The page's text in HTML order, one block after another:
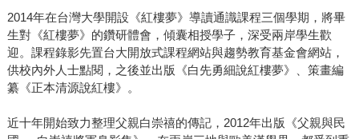
2014年在台灣大學開設《紅樓夢》導讀通識課程三個學期，將畢
生對《紅樓夢》的鑽研體會，傾囊相授學子，深受兩岸學生歡
迎。課程錄影先置台大開放式課程網站與趨勢教育基金會網站，
供校內外人士點閱，之後並出版《白先勇細說紅樓夢》、策畫編
纂《正本清源說紅樓》。
近十年開始致力整理父親白崇禧的傳記，2012年出版《父親與民